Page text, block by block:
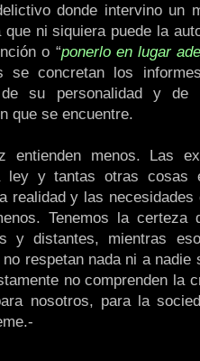
donde intervino un
ni siquiera puede la
o “ponerlo en lugar
concretan los
su personalidad y de
que se encuentre.
menos. Las
y tantas otras cosas
realidad y las necesidades
Tenemos la certeza
y distantes, mientras
respetan nada ni a nadie
no comprenden la
nosotros, para la